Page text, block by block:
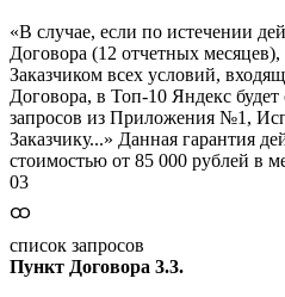
«В случае, если по истечении
Договора (12 отчетных
Заказчиком всех условий,
Договора, в Топ-10 Яндекс будет
запросов из Приложения №1,
Заказчику...» Данная гарантия
стоимостью от 85 000 рублей в
03
ထ
список запросов
Пункт Договора 3.3.